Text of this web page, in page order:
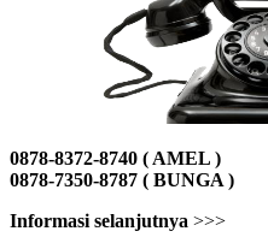
0878-8372-8740 ( AMEL )
0878-7350-8787 ( BUNGA )
Informasi selanjutnya >>>